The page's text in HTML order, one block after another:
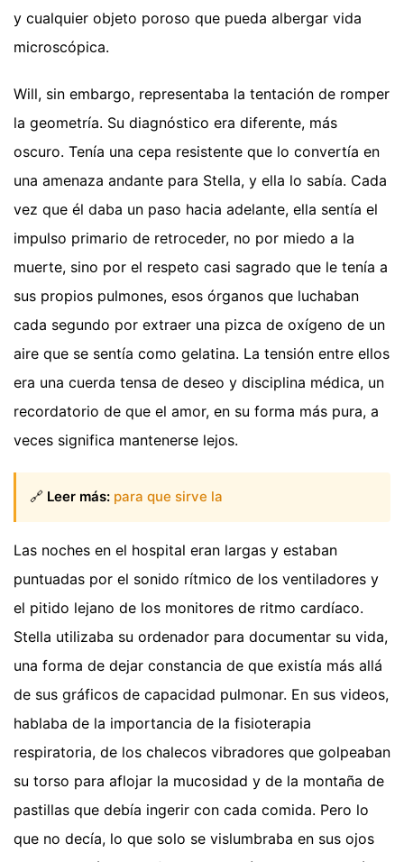
y cualquier objeto poroso que pueda albergar vida
microscópica.
Will, sin embargo, representaba la tentación de romper
la geometría. Su diagnóstico era diferente, más
oscuro. Tenía una cepa resistente que lo convertía en
una amenaza andante para Stella, y ella lo sabía. Cada
vez que él daba un paso hacia adelante, ella sentía el
impulso primario de retroceder, no por miedo a la
muerte, sino por el respeto casi sagrado que le tenía a
sus propios pulmones, esos órganos que luchaban
cada segundo por extraer una pizca de oxígeno de un
aire que se sentía como gelatina. La tensión entre ellos
era una cuerda tensa de deseo y disciplina médica, un
recordatorio de que el amor, en su forma más pura, a
veces significa mantenerse lejos.
🔗 Leer más: para que sirve la
Las noches en el hospital eran largas y estaban
puntuadas por el sonido rítmico de los ventiladores y
el pitido lejano de los monitores de ritmo cardíaco.
Stella utilizaba su ordenador para documentar su vida,
una forma de dejar constancia de que existía más allá
de sus gráficos de capacidad pulmonar. En sus videos,
hablaba de la importancia de la fisioterapia
respiratoria, de los chalecos vibradores que golpeaban
su torso para aflojar la mucosidad y de la montaña de
pastillas que debía ingerir con cada comida. Pero lo
que no decía, lo que solo se vislumbraba en sus ojos